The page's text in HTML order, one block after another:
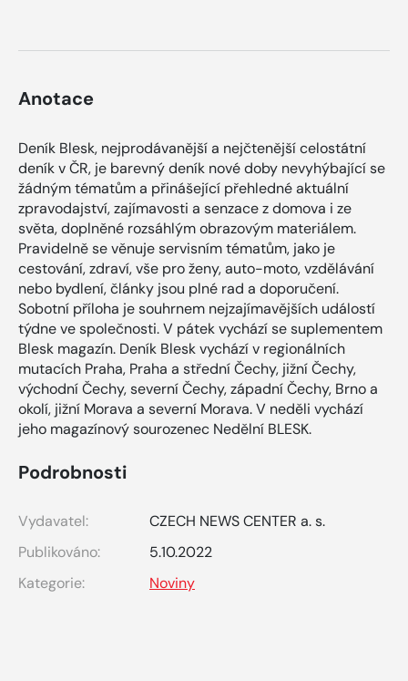
Anotace
Deník Blesk, nejprodávanější a nejčtenější celostátní
deník v ČR, je barevný deník nové doby nevyhýbající se
žádným tématům a přinášející přehledné aktuální
zpravodajství, zajímavosti a senzace z domova i ze
světa, doplněné rozsáhlým obrazovým materiálem.
Pravidelně se věnuje servisním tématům, jako je
cestování, zdraví, vše pro ženy, auto-moto, vzdělávání
nebo bydlení, články jsou plné rad a doporučení.
Sobotní příloha je souhrnem nejzajímavějších událostí
týdne ve společnosti. V pátek vychází se suplementem
Blesk magazín. Deník Blesk vychází v regionálních
mutacích Praha, Praha a střední Čechy, jižní Čechy,
východní Čechy, severní Čechy, západní Čechy, Brno a
okolí, jižní Morava a severní Morava. V neděli vychází
jeho magazínový sourozenec Nedělní BLESK.
Podrobnosti
Vydavatel:
CZECH NEWS CENTER a. s.
Publikováno:
5.10.2022
Kategorie:
Noviny